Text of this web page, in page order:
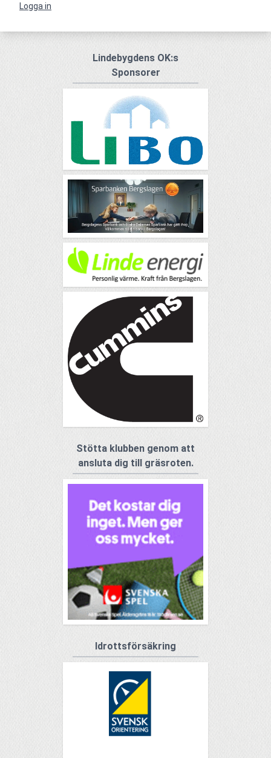
Logga in
Lindebygdens OK:s
Sponsorer
Stötta klubben genom att
ansluta dig till gräsroten.
Idrottsförsäkring